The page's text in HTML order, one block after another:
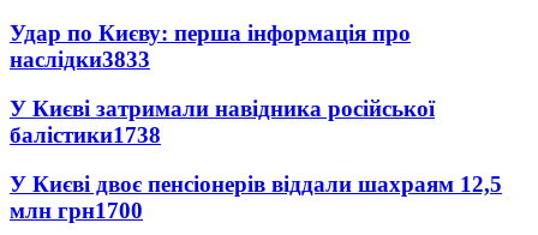
Удар по Києву: перша інформація про
наслідки3833
У Києві затримали навідника російської
балістики1738
У Києві двоє пенсіонерів віддали шахраям 12,5
млн грн1700